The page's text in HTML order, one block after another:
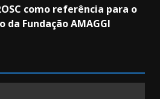
como referência para o
Fundação AMAGGI